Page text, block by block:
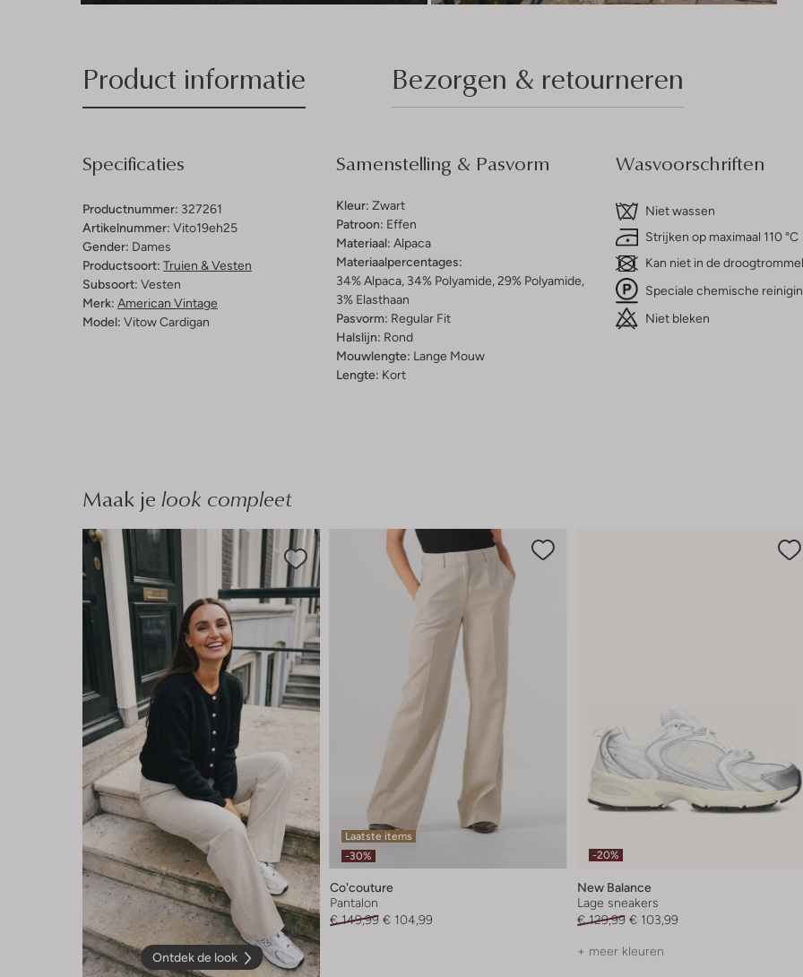
Product informatie Bezorgen & retourneren
Specificaties
Productnummer: 327261
Artikelnummer: Vito19eh25
Gender: Dames
Productsoort: Truien & Vesten
Subsoort: Vesten
Merk: American Vintage
Model: Vitow Cardigan
Samenstelling & Pasvorm
Kleur: Zwart
Patroon: Effen
Materiaal: Alpaca
Materiaalpercentages:
34% Alpaca, 34% Polyamide, 29% Polyamide,
3% Elasthaan
Pasvorm: Regular Fit
Halslijn: Rond
Mouwlengte: Lange Mouw
Lengte: Kort
Wasvoorschriften
Niet wassen
Strijken op maximaal 110 °C
Kan niet in de droogtrommel
Speciale chemische
Niet bleken
Maak je look compleet
Ontdek de look
Laatste items
-30%
Co'couture
Pantalon
€ 149,99 € 104,99
-20%
New Balance
Lage sneakers
€ 129,99 € 103,99
+ meer kleuren